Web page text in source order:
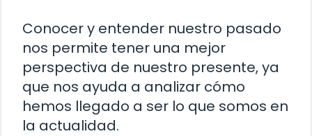
Conocer y entender nuestro pasado
nos permite tener una mejor
perspectiva de nuestro presente, ya
que nos ayuda a analizar cómo
hemos llegado a ser lo que somos en
la actualidad.